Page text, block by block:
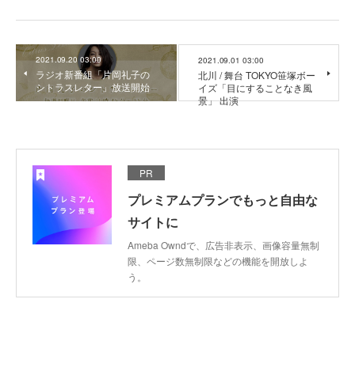
2021.09.20 03:00
ラジオ新番組「片岡礼子の
シトラスレター」放送開始
2021.09.01 03:00
北川 / 舞台 TOKYO笹塚ボー
イズ「目にすることなき風
景」 出演
PR
プレミアムプランでもっと自由な
サイトに
Ameba Owndで、広告非表示、画像容量無制
限、ページ数無制限などの機能を開放しよ
う。